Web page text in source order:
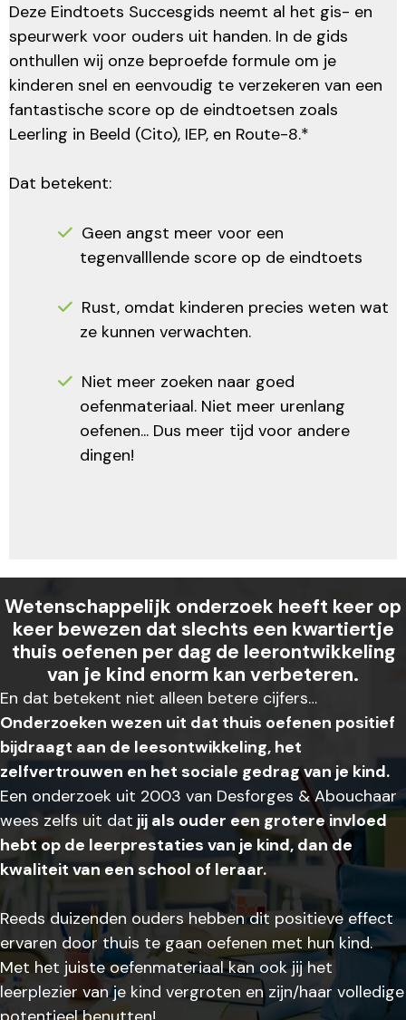
Deze Eindtoets Succesgids neemt al het gis- en
speurwerk voor ouders uit handen. In de gids
onthullen wij onze beproefde formule om je
kinderen snel en eenvoudig te verzekeren van een
fantastische score op de eindtoetsen zoals
Leerling in Beeld (Cito), IEP, en Route-8.*
Dat betekent:
Geen angst meer voor een
tegenvalllende score op de eindtoets
Rust, omdat kinderen precies weten wat
ze kunnen verwachten.
Niet meer zoeken naar goed
oefenmateriaal. Niet meer urenlang
oefenen... Dus meer tijd voor andere
dingen!
Wetenschappelijk onderzoek heeft keer op
keer bewezen dat slechts een kwartiertje
thuis oefenen per dag de leerontwikkeling
van je kind enorm kan verbeteren.
En dat betekent niet alleen betere cijfers…
Onderzoeken wezen uit dat thuis oefenen positief
bijdraagt aan de leesontwikkeling, het
zelfvertrouwen en het sociale gedrag van je kind.
Een onderzoek uit 2003 van Desforges & Abouchaar
wees zelfs uit dat jij als ouder een grotere invloed
hebt op de leerprestaties van je kind, dan de
kwaliteit van een school of leraar.
Reeds duizenden ouders hebben dit positieve effect
ervaren door thuis te gaan oefenen met hun kind.
Met het juiste oefenmateriaal kan ook jij het
leerplezier van je kind vergroten en zijn/haar volledige